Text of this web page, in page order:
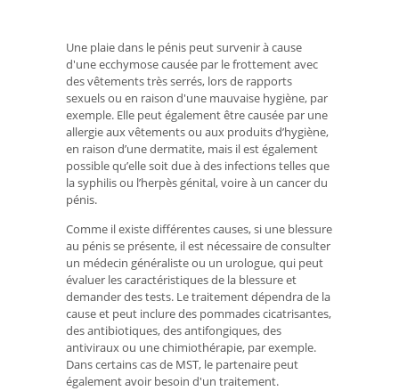
Une plaie dans le pénis peut survenir à cause
d'une ecchymose causée par le frottement avec
des vêtements très serrés, lors de rapports
sexuels ou en raison d'une mauvaise hygiène, par
exemple. Elle peut également être causée par une
allergie aux vêtements ou aux produits d’hygiène,
en raison d’une dermatite, mais il est également
possible qu’elle soit due à des infections telles que
la syphilis ou l’herpès génital, voire à un cancer du
pénis.
Comme il existe différentes causes, si une blessure
au pénis se présente, il est nécessaire de consulter
un médecin généraliste ou un urologue, qui peut
évaluer les caractéristiques de la blessure et
demander des tests. Le traitement dépendra de la
cause et peut inclure des pommades cicatrisantes,
des antibiotiques, des antifongiques, des
antiviraux ou une chimiothérapie, par exemple.
Dans certains cas de MST, le partenaire peut
également avoir besoin d'un traitement.